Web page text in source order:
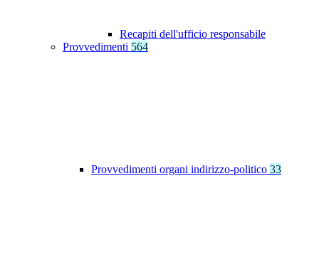
Recapiti dell'ufficio responsabile
Provvedimenti 564
Provvedimenti organi indirizzo-politico 33